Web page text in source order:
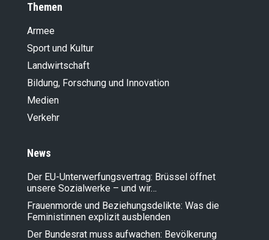
Themen
Armee
Sport und Kultur
Landwirt­schaft
Bildung, Forschung und Innovation
Medien
Verkehr
News
Der EU-Unterwerfungsvertrag: Brüssel öffnet
unsere Sozialwerke – und wir…
Frauenmorde und Beziehungsdelikte: Was die
Feministinnen explizit ausblenden
Der Bundesrat muss aufwachen: Bevölkerung